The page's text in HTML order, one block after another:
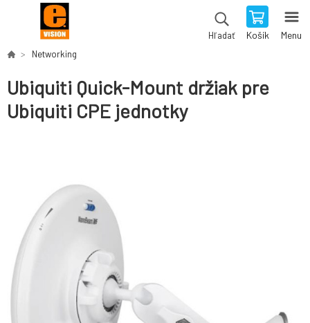
Hľadať Košík Menu
Networking
Ubiquiti Quick-Mount držiak pre
Ubiquiti CPE jednotky